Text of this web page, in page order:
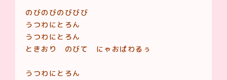
のびのびのびびび
うつわにとろん
うつわにとろん
ときおり のびて にゃおぱわるぅ
うつわにとろん